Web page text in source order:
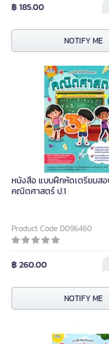
฿ 185.00
NOTIFY ME
หนังสือ แบบฝึกหัดเตรียมส
คณิตศาสตร์ ป.1
Product Code D096460
฿ 260.00
NOTIFY ME